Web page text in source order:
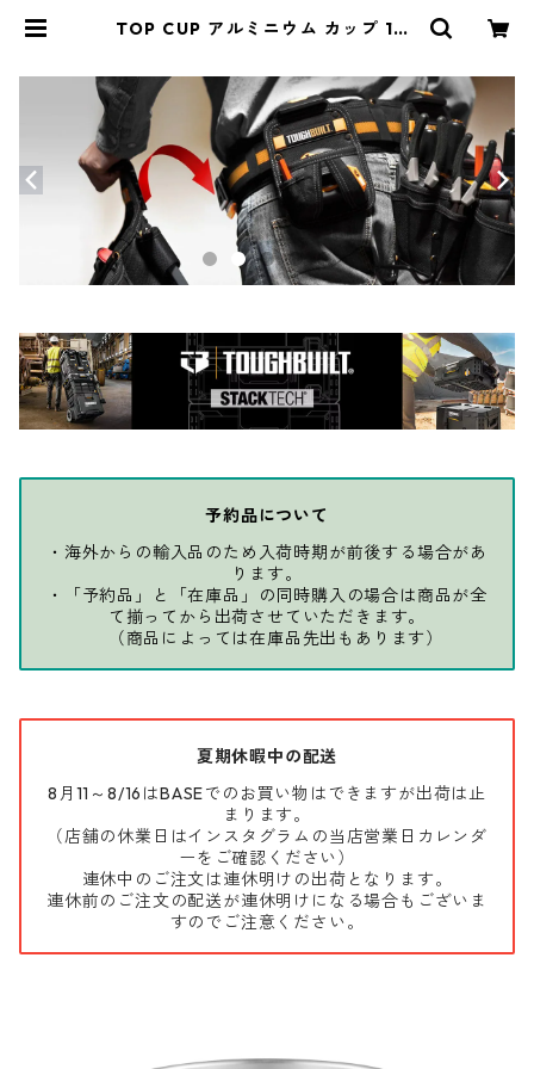
TOP CUP アルミニウム カップ 16o
予約品について
・海外からの輸入品のため入荷時期が前後する場合があ
ります。
・「予約品」と「在庫品」の同時購入の場合は商品が全
て揃ってから出荷させていただきます。
（商品によっては在庫品先出もあります）
夏期休暇中の配送
8月11～8/16はBASEでのお買い物はできますが出荷は止
まります。
（店舗の休業日はインスタグラムの当店営業日カレンダ
ーをご確認ください）
連休中のご注文は連休明けの出荷となります。
連休前のご注文の配送が連休明けになる場合もございま
すのでご注意ください。